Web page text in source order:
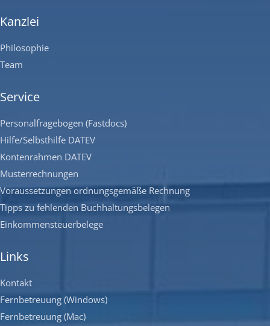
Kanzlei
Philosophie
Team
Service
Personalfragebogen (Fastdocs)
Hilfe/Selbsthilfe DATEV
Kontenrahmen DATEV
Musterrechnungen
Voraussetzungen ordnungsgemäße Rechnung
Tipps zu fehlenden Buchhaltungsbelegen
Einkommensteuerbelege
Links
Kontakt
Fernbetreuung (Windows)
Fernbetreuung (Mac)